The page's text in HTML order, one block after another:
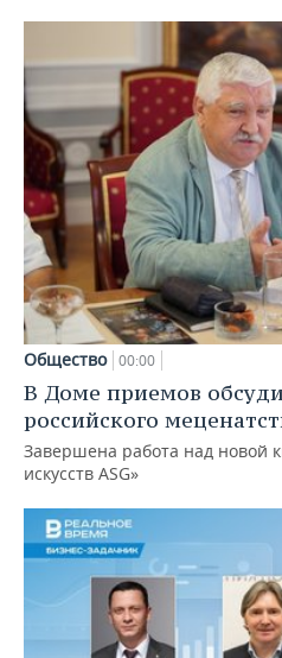
Общество 00:00
В Доме приемов
российского
Завершена работа над новой
искусств ASG»